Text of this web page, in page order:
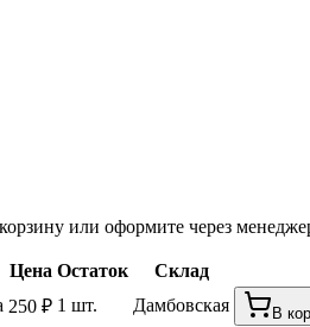
или оформите через
Цена Остаток
Склад
250 ₽ 1 шт. Дамбовская В